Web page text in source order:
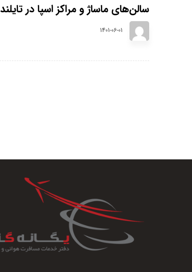
سالن‌های ماساژ و مراکز اسپا در تایلند
1401-06-01